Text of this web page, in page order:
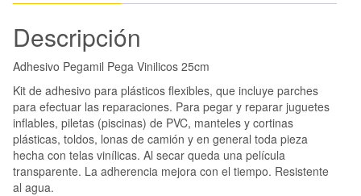
Descripción
Adhesivo Pegamil Pega Vinilicos 25cm
Kit de adhesivo para plásticos flexibles, que incluye parches
para efectuar las reparaciones. Para pegar y reparar juguetes
inflables, piletas (piscinas) de PVC, manteles y cortinas
plásticas, toldos, lonas de camión y en general toda pieza
hecha con telas vinílicas. Al secar queda una película
transparente. La adherencia mejora con el tiempo. Resistente
al agua.